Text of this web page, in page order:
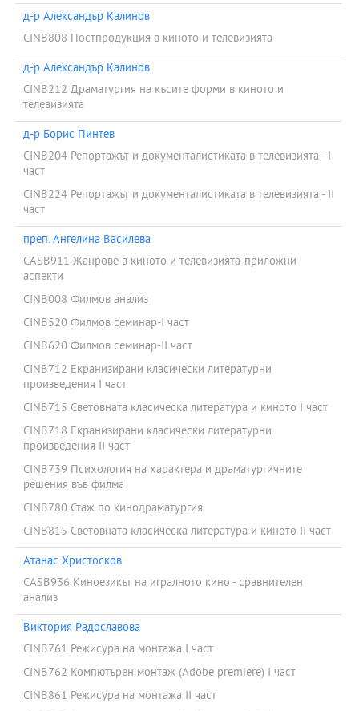
д-р Александър Калинов
CINB808 Постпродукция в киното и телевизията
д-р Александър Калинов
CINB212 Драматургия на късите форми в киното и
телевизията
д-р Борис Пинтев
CINB204 Репортажът и документалистиката в телевизията - I
част
CINB224 Репортажът и документалистиката в телевизията - II
част
преп. Ангелина Василева
CASB911 Жанрове в киното и телевизията-приложни
аспекти
CINB008 Филмов анализ
CINB520 Филмов семинар-І част
CINB620 Филмов семинар-ІІ част
CINB712 Екранизирани класически литературни
произведения І част
CINB715 Световната класическа литература и киното I част
CINB718 Екранизирани класически литературни
произведения ІІ част
CINB739 Психология на характера и драматургичните
решения във филма
CINB780 Стаж по кинодраматургия
CINB815 Световната класическа литература и киното II част
Атанас Христосков
CASB936 Киноезикът на игралното кино - сравнителен
анализ
Виктория Радославова
CINB761 Режисура на монтажа І част
CINB762 Компютърен монтаж (Adobe premiere) І част
CINB861 Режисура на монтажа ІІ част